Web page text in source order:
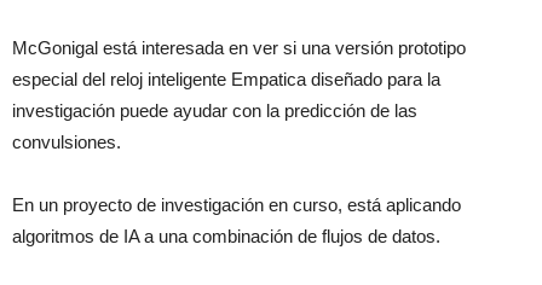
McGonigal está interesada en ver si una versión prototipo
especial del reloj inteligente Empatica diseñado para la
investigación puede ayudar con la predicción de las
convulsiones.
En un proyecto de investigación en curso, está aplicando
algoritmos de IA a una combinación de flujos de datos.